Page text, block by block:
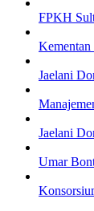
FPKH
Kementan
Jaelani
Jaelani
Umar